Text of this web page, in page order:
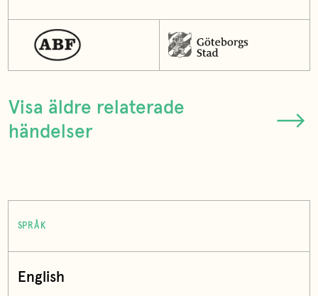
Visa äldre relaterade
händelser
SPRÅK
English